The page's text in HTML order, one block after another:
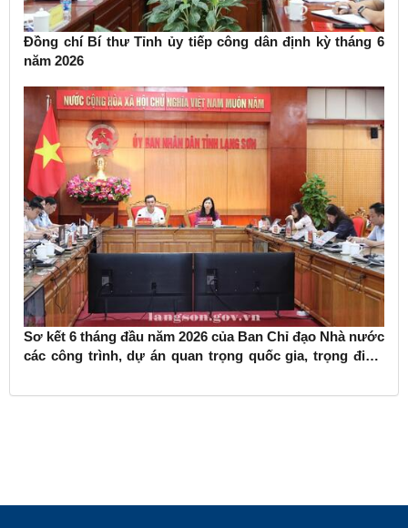
Đồng chí Bí thư Tỉnh ủy tiếp công dân định kỳ tháng 6
năm 2026
Sơ kết 6 tháng đầu năm 2026 của Ban Chỉ đạo Nhà nước
các công trình, dự án quan trọng quốc gia, trọng điểm